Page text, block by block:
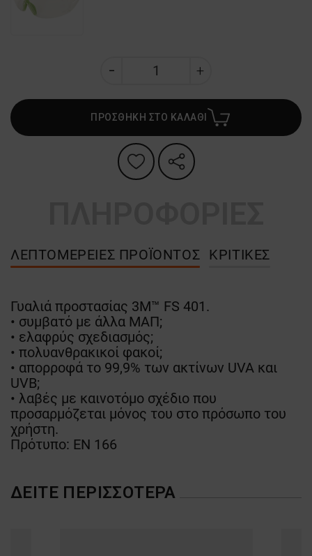
ΠΡΟΣΘΗΚΗ ΣΤΟ ΚΑΛΑΘΙ
ΛΕΠΤΟΜΈΡΕΙΕΣ ΠΡΟΪΌΝΤΟΣ ΚΡΙΤΙΚΈΣ
Γυαλιά προστασίας 3M™ FS 401.
• συμβατό με άλλα ΜΑΠ;
• ελαφρύς σχεδιασμός;
• πολυανθρακικοί φακοί;
• απορροφά το 99,9% των ακτίνων UVA και
UVB;
• λαβές με καινοτόμο σχέδιο που
προσαρμόζεται μόνος του στο πρόσωπο του
χρήστη.
Πρότυπο: EN 166
ΔΕΊΤΕ ΠΕΡΙΣΣΌΤΕΡΑ